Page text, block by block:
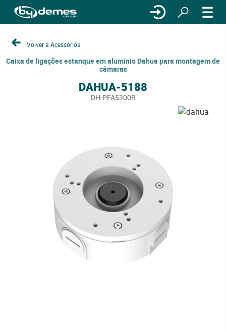
Volver a Acessórios
Caixa de ligações estanque em alumínio Dahua para montagem de
câmaras
DAHUA-5188
DH-PFA5300R